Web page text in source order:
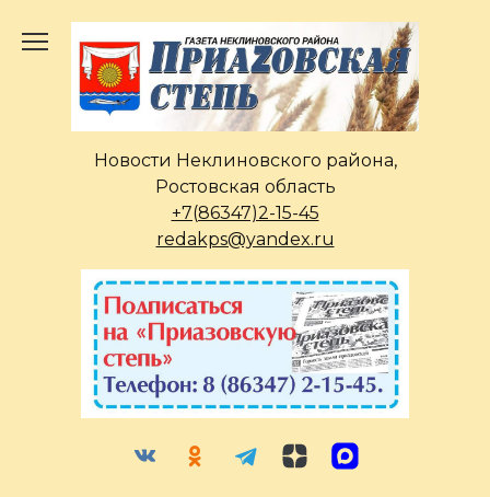
содержанию
Новости Неклиновского района,
Ростовская область
+7(86347)2-15-45
redakps@yandex.ru